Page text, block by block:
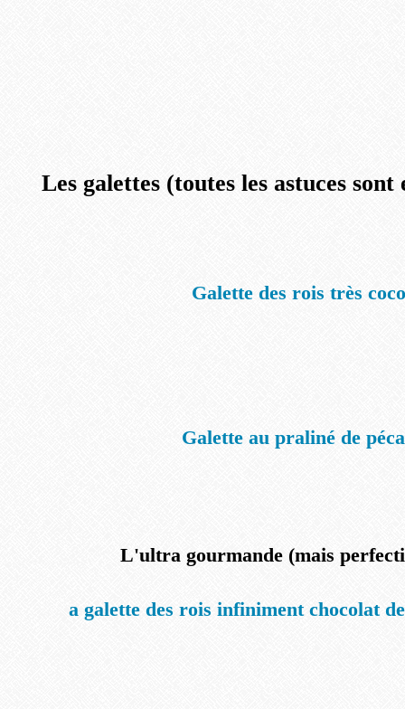
Les galettes (toutes les astuces sont
Galette des rois très coco
Galette au praliné de
L'ultra gourmande (mais
a galette des rois infiniment chocolat